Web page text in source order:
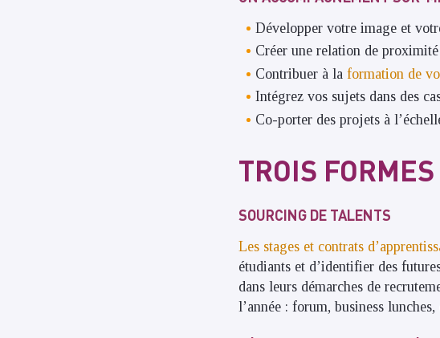
Développer votre image et
Créer une relation de
Contribuer à la formation de
Intégrez vos sujets dans des
Co-porter des projets à
TROIS
SOURCING DE TALENTS
Les stages et contrats
étudiants et d’identifier des
dans leurs démarches de
l’année : forum, business